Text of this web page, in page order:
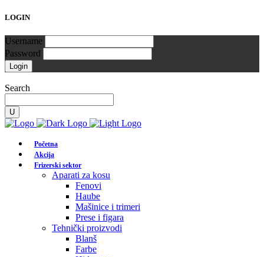
LOGIN
Username
Password
Search
Početna
Akcija
Frizerski sektor
Aparati za kosu
Fenovi
Haube
Mašinice i trimeri
Prese i figara
Tehnički proizvodi
Blanš
Farbe